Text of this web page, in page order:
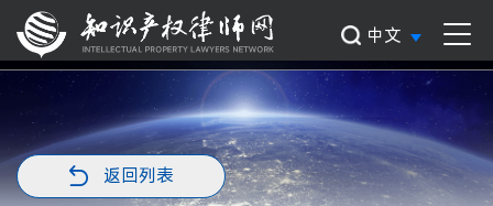
中文
返回列表